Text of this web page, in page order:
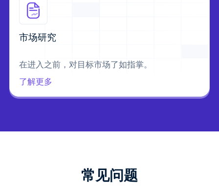
市场研究
在进入之前，对目标市场了如指掌。
了解更多
常见问题